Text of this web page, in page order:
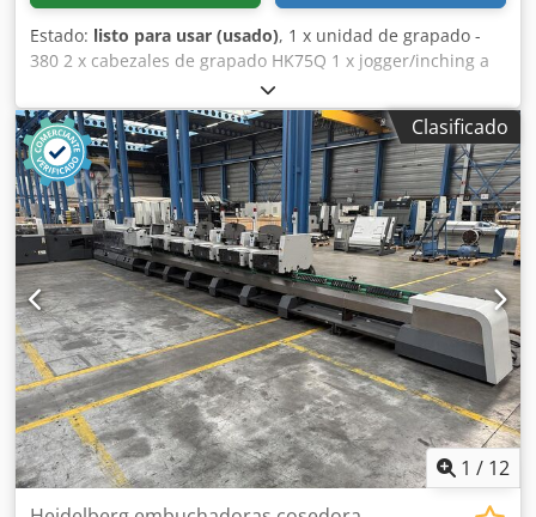
Estado: listo para usar (usado), 1 x unidad de grapado -
380 2 x cabezales de grapado HK75Q 1 x jogger/inching a
control remoto 1 x monitor de hoja oblicua en caballete 6 x
alimentadores de secciones 370 1 x alimentador de
cubiertas 1529 1 x trilateral cortadora 449 1 x salida
apiladora - Perfetto 450 Opcional si es necesario: Cjdpfx
Anoxxnlpsverf Corte central para producción doble
Accesorio para formatos pequeños para alimentadores
Cabezas de grapado adicionales
Clasificado
1 / 12